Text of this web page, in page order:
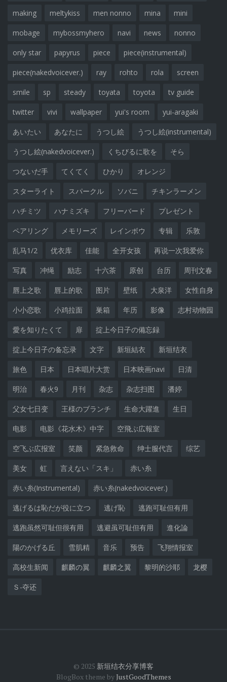
making meltykiss men nonno mina mini
mobage mybossmyhero navi news nonno
only star papyrus piece piece(instrumental)
piece(nakedvoicever.) ray rohto rola screen
smile sp steady toyata toyota tv guide
twitter vivi wallpaper yui's room yui-aragaki
あいたい あなたに うつし絵 うつし絵(instrumental)
うつし絵(nakedvoicever.) くちびるに歌を そら
つないだ手 てくてく ひかり オレンジ
スターライト スパークル ソバニ チキンラーメン
ハチミツ ハナミズキ フリーバード プレゼント
ペアリング メモリーズ レインボウ 专辑 乐敦
乱马1/2 优衣库 佳能 全开女孩 再说一次我爱你
写真 冲绳 励志 十六茶 原创 台历 周刊文春
唇上之歌 唇上的歌 图片 壁纸 大泉洋 女性自身
小小恋歌 小鸡拉面 巣箱 年历 影像 志村动物园
愛を知りたくて 扉 掟上今日子の備忘録
掟上今日子の备忘录 文字 新垣結衣 新垣结衣
旅色 日本 日本唱片大赏 日本映画navi 日清
明治 春火9 月刊 杂志 杂志扫图 潘婷
父女七日变 王様のブランチ 生命大躍進 生日
电影 电影《花水木》中字 空飛ぶ広報室
空飞ぶ広报室 笑颜 紧急救命 绅士服代言 综艺
美女 虹 言えない「スキ」 赤い糸
赤い糸(Instrumental) 赤い糸(nakedvoicever.)
逃げるは恥だが役に立つ 逃げ恥 逃跑可耻但有用
逃跑虽然可耻但很有用 逃避虽可耻但有用 進化論
陽のかげる丘 雪肌精 音乐 预告 飞翔情报室
高校生新闻 麒麟の翼 麒麟之翼 黎明的沙耶 龙樱
Ｓ-夺还
© 2025 新垣结衣分享博客
BlogBox theme byJustGoodThemes